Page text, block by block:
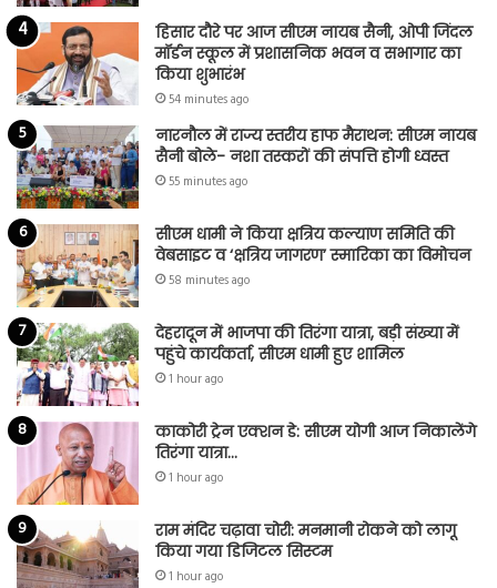
हिसार दौरे पर आज सीएम नायब सैनी, ओपी जिंदल
मॉर्डन स्कूल में प्रशासनिक भवन व सभागार का
किया शुभारंभ
54 minutes ago
नारनौल में राज्य स्तरीय हाफ मैराथन: सीएम नायब
सैनी बोले- नशा तस्करों की संपत्ति होगी ध्वस्त
55 minutes ago
सीएम धामी ने किया क्षत्रिय कल्याण समिति की
वेबसाइट व ‘क्षत्रिय जागरण’ स्मारिका का विमोचन
58 minutes ago
देहरादून में भाजपा की तिरंगा यात्रा, बड़ी संख्या में
पहुंचे कार्यकर्ता, सीएम धामी हुए शामिल
1 hour ago
काकोरी ट्रेन एक्शन डे: सीएम योगी आज निकालेंगे
तिरंगा यात्रा…
1 hour ago
राम मंदिर चढ़ावा चोरी: मनमानी रोकने को लागू
किया गया डिजिटल सिस्टम
1 hour ago